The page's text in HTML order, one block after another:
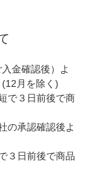
金確認後）よ
月を除く)
で３日前後で商
の承認確認後よ
３日前後で商品